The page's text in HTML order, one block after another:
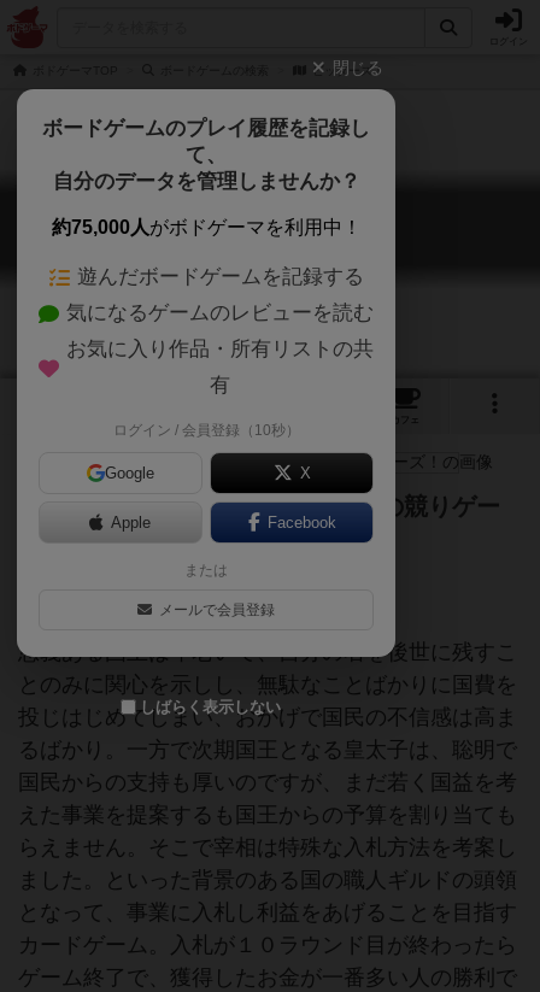
ビッダーズ！
ビッダーズ！
Bidders!
カフェ
入札と得点計算に特徴がある同人の競りゲー
ム
恩義ある国王は年老いて、自分の名を後世に残すこ
とのみに関心を示しし、無駄なことばかりに国費を
投じはじめてしまい、おかげで国民の不信感は高ま
るばかり。一方で次期国王となる皇太子は、聡明で
国民からの支持も厚いのですが、まだ若く国益を考
えた事業を提案するも国王からの予算を割り当ても
らえません。そこで宰相は特殊な入札方法を考案し
ました。といった背景のある国の職人ギルドの頭領
となって、事業に入札し利益をあげることを目指す
カードゲーム。入札が１０ラウンド目が終わったら
ゲーム終了で、獲得したお金が一番多い人の勝利で
閉じる
ボードゲームのプレイ履歴を記録し
て、
自分のデータを管理しませんか？
約75,000人がボドゲーマを利用中！
遊んだボードゲームを記録する
気になるゲームのレビューを読む
お気に入り作品・所有リストの共
有
ログイン / 会員登録（10秒）
Google X
Apple Facebook
または
メールで会員登録
しばらく表示しない